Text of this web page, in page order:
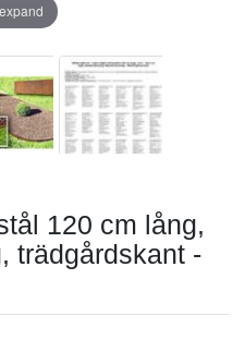
120 cm lång,
trädgårdskant -